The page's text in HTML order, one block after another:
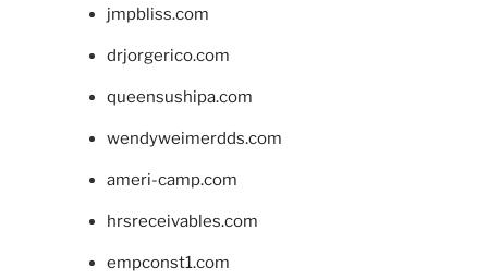
jmpbliss.com
drjorgerico.com
queensushipa.com
wendyweimerdds.com
ameri-camp.com
hrsreceivables.com
empconst1.com